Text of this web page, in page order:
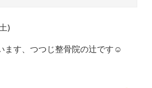
)
ます、つつじ整骨院の辻です☺